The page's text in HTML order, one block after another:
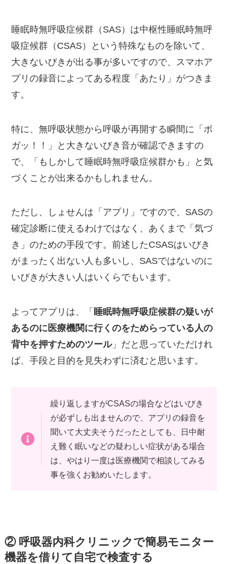
睡眠時無呼吸症候群（SAS）は中枢性睡眠時無呼
吸症候群（CSAS）という特殊なものを除いて、
大きないびきが出る事が多いですので、スマホア
プリの録音によってある程度「あたり」がつきま
す。
特に、無呼吸状態から呼吸が再開する瞬間に「ボ
ガッ！！」と大きないびき音が確認できますの
で、「もしかして睡眠時無呼吸症候群かも」と気
づくことが出来るかもしれません。
ただし、しょせんは「アプリ」ですので、SASの
確定診断に使えるわけではなく、あくまで「気づ
き」のための手段です。前述したCSASはいびき
がまったく出ない人も多いし、SASではないのに
いびきが大きい人はいくらでもいます。
よってアプリは、「 睡眠時無呼吸症候群の疑いが
あるのに医療機関に行くのをためらっている人の
背中を押すためのツール」だと思っていただけれ
ば、手段と目的を見失わずに済むと思います。
繰り返しますがCSASの場合などはいびき
が必ずしも出ませんので、アプリの録音を
聞いて大丈夫そうだったとしても、日中耐
え難く眠いなどの疑わしい症状がある場合
は、やはり一度は医療機関で相談してみる
事を強くお勧めいたします。
② 呼吸器内科クリニックで簡易モニター
機器を借りて自宅で検査する